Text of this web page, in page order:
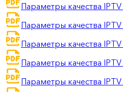
Параметры качества
Параметры качества
Параметры качества
Параметры качества
Параметры качества